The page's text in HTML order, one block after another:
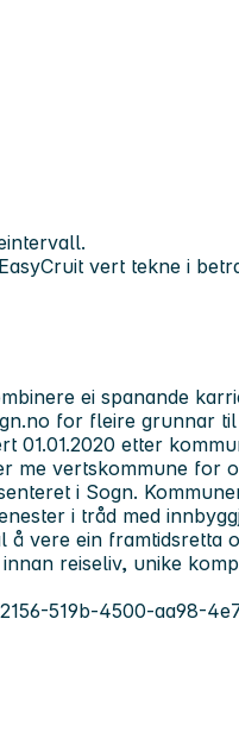
vert tekne i
ei spanande
for fleire grunnar
01.01.2020 etter
me vertskommune for
i Sogn.
i tråd med
å vere ein framtidsretta
reiseliv, unike
519b-4500-aa98-